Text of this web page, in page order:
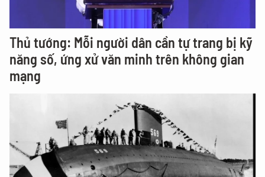
Thủ tướng: Mỗi người dân cần tự trang bị kỹ
năng số, ứng xử văn minh trên không gian
mạng